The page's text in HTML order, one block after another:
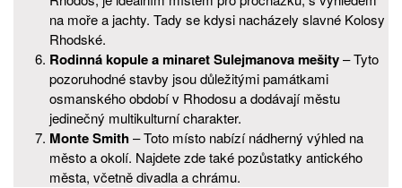
na moře a jachty. Tady se kdysi nacházely slavné Kolosy
Rhodské.
Rodinná kopule a minaret Sulejmanova mešity– Tyto
pozoruhodné stavby jsou důležitými památkami
osmanského období v Rhodosu a dodávají městu
jedinečný multikulturní charakter.
Monte Smith– Toto místo nabízí nádherný výhled na
město a okolí. Najdete zde také pozůstatky antického
města, včetně divadla a chrámu.